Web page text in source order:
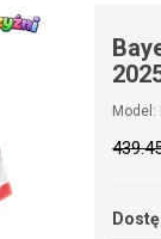
Model: